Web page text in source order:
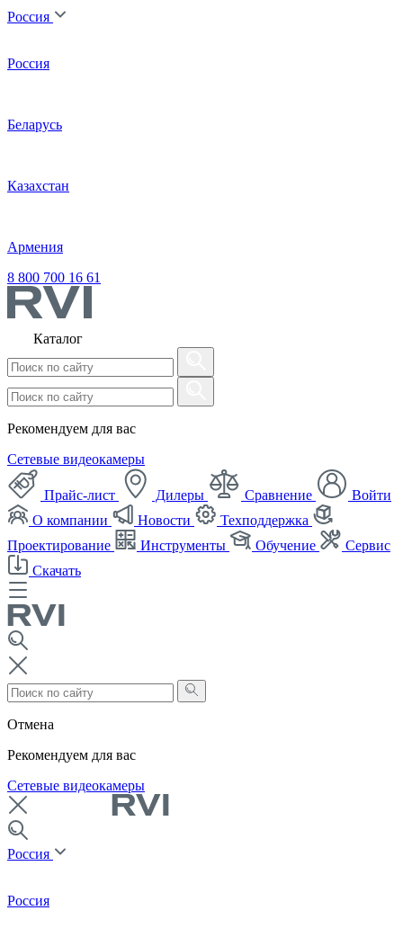
Россия
Россия
Беларусь
Казахстан
Армения
8 800 700 16 61
Каталог
Рекомендуем для вас
Сетевые видеокамеры
Прайс-лист Дилеры Сравнение
Войти
О компании
Новости
Техподдержка
Проектирование
Инструменты Обучение
Сервис
Скачать
Отмена
Рекомендуем для вас
Сетевые видеокамеры
Россия
Россия